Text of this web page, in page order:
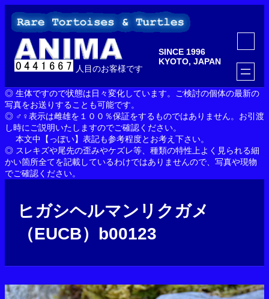
を
人目のお客様です
SINCE 1996
KYOTO, JAPAN
ア
コ
ン
リ
ン
ク
◎ 生体ですので状態は日々変化しています。ご検討の個体の最新の
写真をお送りすることも可能です。
◎ ♂♀表示は雌雄を１００％保証をするものではありません。お引渡
し時にご説明いたしますのでご確認ください。
本文中【っぽい】表記も参考程度とお考え下さい。
◎ スレキズや尾先の歪みやケズレ等、種類の特性上よく見られる細
かい箇所全てを記載しているわけではありませんので、写真や現物
でご確認ください。
ヒガシヘルマンリクガメ
（EUCB）b00123